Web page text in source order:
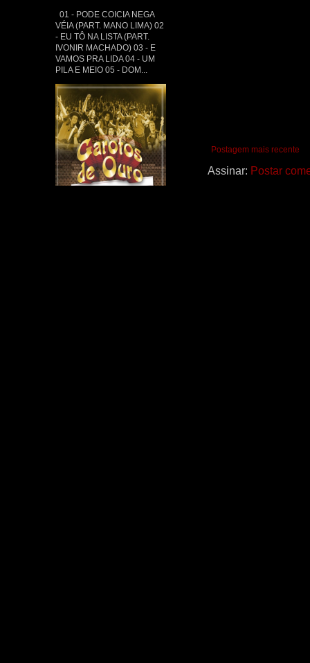
Postagem mais recente
Assinar: Postar
01 - PODE COICIA NEGA
VÉIA (PART. MANO LIMA) 02
- EU TÔ NA LISTA (PART.
IVONIR MACHADO) 03 - E
VAMOS PRA LIDA 04 - UM
PILA E MEIO 05 - DOM...